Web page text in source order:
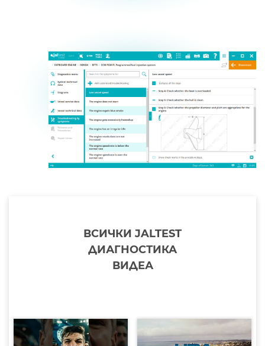
ВСИЧКИ JALTEST
ДИАГНОСТИКА
ВИДЕА